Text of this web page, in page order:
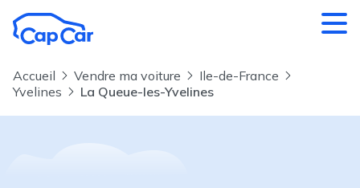
Accueil Vendre ma voiture
Ile-de-France
Yvelines
La Queue-les-Yvelines